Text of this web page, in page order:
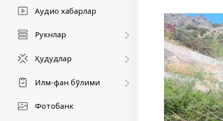
Аудио хабарлар
Рукнлар
Ҳудудлар
Илм-фан бўлими
Фотобанк